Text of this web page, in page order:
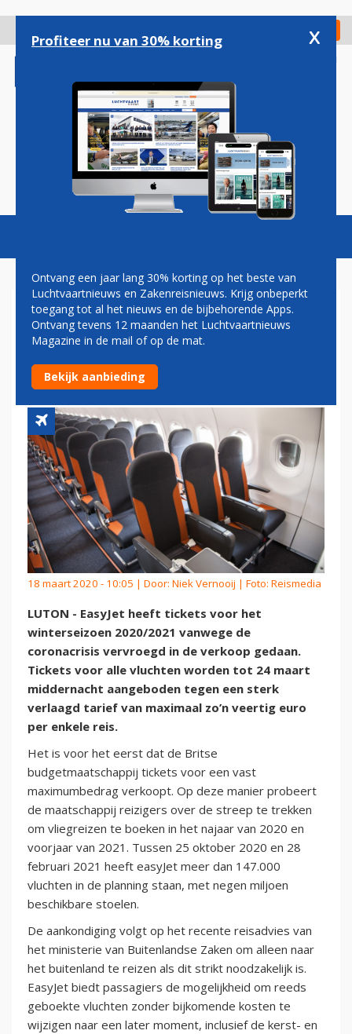
gaan
Check in
Magazine Podcasts Vacatures
EASYJET START
TICKETVERKOOP VOOR
VOLGEND WINTERSEIZOEN
18 maart 2020 - 10:05 | Door: Niek Vernooij | Foto: Reismedia
LUTON - EasyJet heeft tickets voor het
winterseizoen 2020/2021 vanwege de
coronacrisis vervroegd in de verkoop gedaan.
Tickets voor alle vluchten worden tot 24 maart
middernacht aangeboden tegen een sterk
verlaagd tarief van maximaal zo’n veertig euro
per enkele reis.
Het is voor het eerst dat de Britse
budgetmaatschappij tickets voor een vast
maximumbedrag verkoopt. Op deze manier probeert
de maatschappij reizigers over de streep te trekken
om vliegreizen te boeken in het najaar van 2020 en
voorjaar van 2021. Tussen 25 oktober 2020 en 28
februari 2021 heeft easyJet meer dan 147.000
vluchten in de planning staan, met negen miljoen
beschikbare stoelen.
De aankondiging volgt op het recente reisadvies van
het ministerie van Buitenlandse Zaken om alleen naar
het buitenland te reizen als dit strikt noodzakelijk is.
EasyJet biedt passagiers de mogelijkheid om reeds
geboekte vluchten zonder bijkomende kosten te
wijzigen naar een later moment, inclusief de kerst- en
Profiteer nu van 30% korting x
Ontvang een jaar lang 30% korting op het beste van
Luchtvaartnieuws en Zakenreisnieuws. Krijg onbeperkt
toegang tot al het nieuws en de bijbehorende Apps.
Ontvang tevens 12 maanden het Luchtvaartnieuws
Magazine in de mail of op de mat.
Bekijk aanbieding